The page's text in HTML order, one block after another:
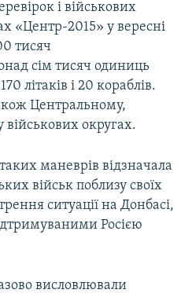
і військових
«Центр-2015» у вересні
тисяч
сім тисяч одиниць
літаків і 20 кораблів.
Центральному,
округах.
маневрів відзначала
військ поблизу своїх
ситуації на Донбасі,
Росією
висловлювали